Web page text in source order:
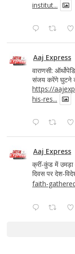
institut...
Aaj Express
वाराणसी:
संजय करेंगे घुटने
https://
his-res...
Aaj Express
क्रीं-कुंड में उमड़ा
दिवस पर देश-
faith-